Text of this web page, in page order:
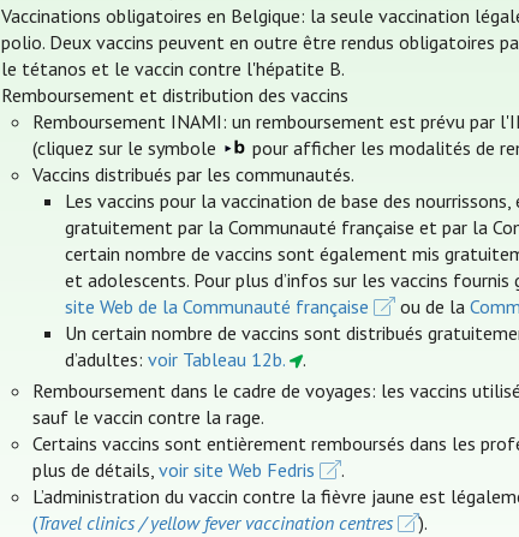
Vaccinations obligatoires en Belgique: la seule vaccination
polio. Deux vaccins peuvent en outre être rendus obligatoires
le tétanos et le vaccin contre l'hépatite B.
Remboursement et distribution des vaccins
Remboursement INAMI: un remboursement est prévu par
(cliquez sur le symbole
pour afficher les modalités de
Vaccins distribués par les communautés.
Les vaccins pour la vaccination de base des
gratuitement par la Communauté française et par la
certain nombre de vaccins sont également mis
et adolescents. Pour plus d’infos sur les vaccins
site Web de la Communauté française
ou de la
Un certain nombre de vaccins sont distribués
d’adultes: voir Tableau 12b.
.
Remboursement dans le cadre de voyages: les vaccins
sauf le vaccin contre la rage.
Certains vaccins sont entièrement remboursés dans les
plus de détails,voir site Web Fedris
.
L’administration du vaccin contre la fièvre jaune est
(Travel clinics / yellow fever vaccination centres
).